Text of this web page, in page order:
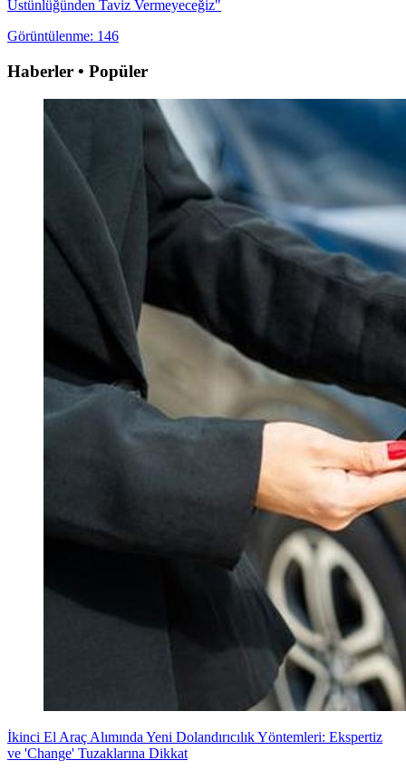
Üstünlüğünden Taviz Vermeyeceğiz"
Görüntülenme: 146
Haberler • Popüler
İkinci El Araç Alımında Yeni Dolandırıcılık Yöntemleri: Ekspertiz
ve 'Change' Tuzaklarına Dikkat